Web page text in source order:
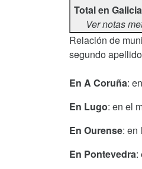
Total en
Ver notas
Relación de
segundo
En A Coruña:
En Lugo: en el
En Ourense: en
En Pontevedra: